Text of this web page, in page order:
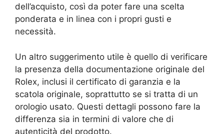
dell’acquisto, così da poter fare una scelta
ponderata e in linea con i propri gusti e
necessità.
Un altro suggerimento utile è quello di verificare
la presenza della documentazione originale del
Rolex, inclusi il certificato di garanzia e la
scatola originale, soprattutto se si tratta di un
orologio usato. Questi dettagli possono fare la
differenza sia in termini di valore che di
autenticità del prodotto.